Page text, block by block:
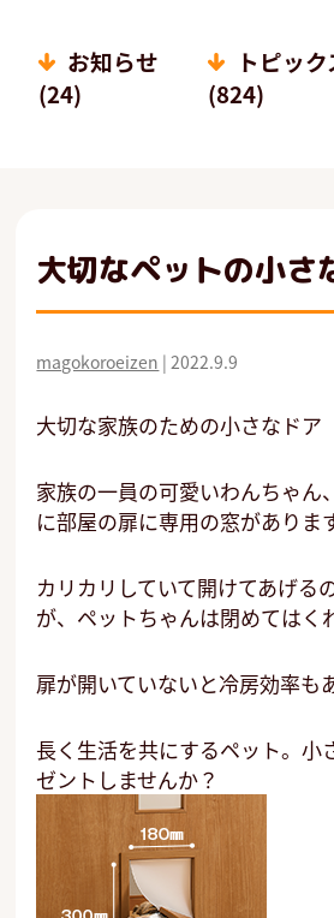
お知らせ
(24)
トピック
(824)
大切なペットの小さ
magokoroeizen |2022.9.9
大切な家族のための小さなドア
家族の一員の可愛いわんちゃん
に部屋の扉に専用の窓があります
カリカリしていて開けてあげる
が、ペットちゃんは閉めてはく
扉が開いていないと冷房効率も
長く生活を共にするペット。小
ゼントしませんか？